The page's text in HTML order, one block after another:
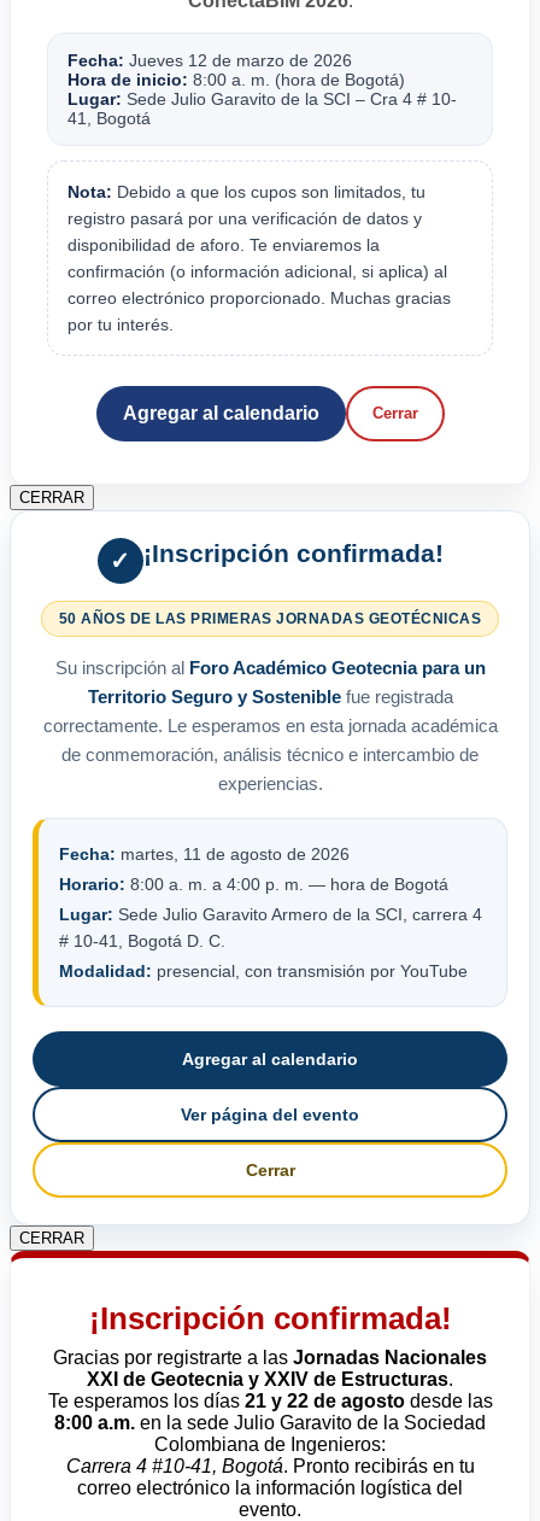
Fecha: Jueves 12 de marzo de 2026
Hora de inicio: 8:00 a. m. (hora de Bogotá)
Lugar: Sede Julio Garavito de la SCI – Cra 4 # 10-
41, Bogotá
Nota: Debido a que los cupos son limitados, tu
registro pasará por una verificación de datos y
disponibilidad de aforo. Te enviaremos la
confirmación (o información adicional, si aplica) al
correo electrónico proporcionado. Muchas gracias
por tu interés.
Agregar al calendario Cerrar
CERRAR
✓ ¡Inscripción confirmada!
50 AÑOS DE LAS PRIMERAS JORNADAS GEOTÉCNICAS
Su inscripción al Foro Académico Geotecnia para un
Territorio Seguro y Sosteniblefue registrada
correctamente. Le esperamos en esta jornada académica
de conmemoración, análisis técnico e intercambio de
experiencias.
Fecha: martes, 11 de agosto de 2026
Horario: 8:00 a. m. a 4:00 p. m. — hora de Bogotá
Lugar: Sede Julio Garavito Armero de la SCI, carrera 4
# 10-41, Bogotá D. C.
Modalidad: presencial, con transmisión por YouTube
Agregar al calendario
Ver página del evento
Cerrar
CERRAR
¡Inscripción confirmada!
Gracias por registrarte a las Jornadas Nacionales
XXI de Geotecnia y XXIV de Estructuras.
Te esperamos los días 21 y 22 de agostodesde las
8:00 a.m. en la sede Julio Garavito de la Sociedad
Colombiana de Ingenieros:
Carrera 4 #10-41, Bogotá. Pronto recibirás en tu
correo electrónico la información logística del
evento.